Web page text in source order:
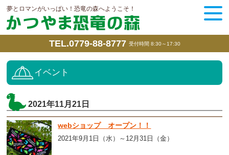
夢とロマンがいっぱい！恐竜の森へようこそ！
TEL.0779-88-8777 受付時間 8:30～17:30
イベント
2021年11月21日
webショップ オープン！！
2021年9月1日（水）～12月31日（金）